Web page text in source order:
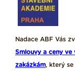
Nadace ABF Vás
Smlouvy a ceny ve
zakázkám, který se